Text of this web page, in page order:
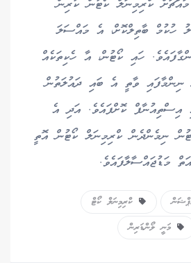
ކްރިމިނަލް ކޯޓުން ކުރިން
ޖަލު ހުކުމް ބާތިލްކޮށް، އެ މައްސަލަ
ހައި ކޯޓުން، އާ ހެކިތަކެއް
ނިންމާފައި ވާތީ އެ ބައި ދައުލަތުން
އިސްތިއުނާފް ކޮށްފައެވެ. އަދި އެ
ނިމެންދެން ކްރިމިނަލް ކޯޓުން އޮތީ
މަޑުޖައްސާލާފައެވެ.
ކްރިމިނަލް ކޯޓް
މަނީ ލޯންޑަރިން